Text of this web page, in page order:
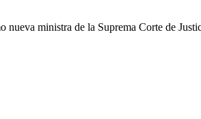
nueva ministra de la Suprema Corte de